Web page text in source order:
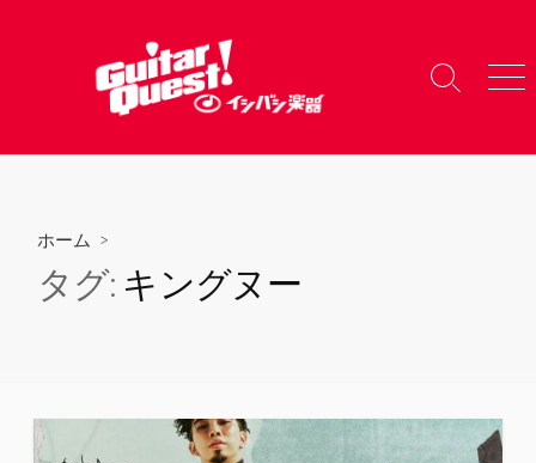
へ
検
り
メ
ー
ホーム >
タグ: キングヌー